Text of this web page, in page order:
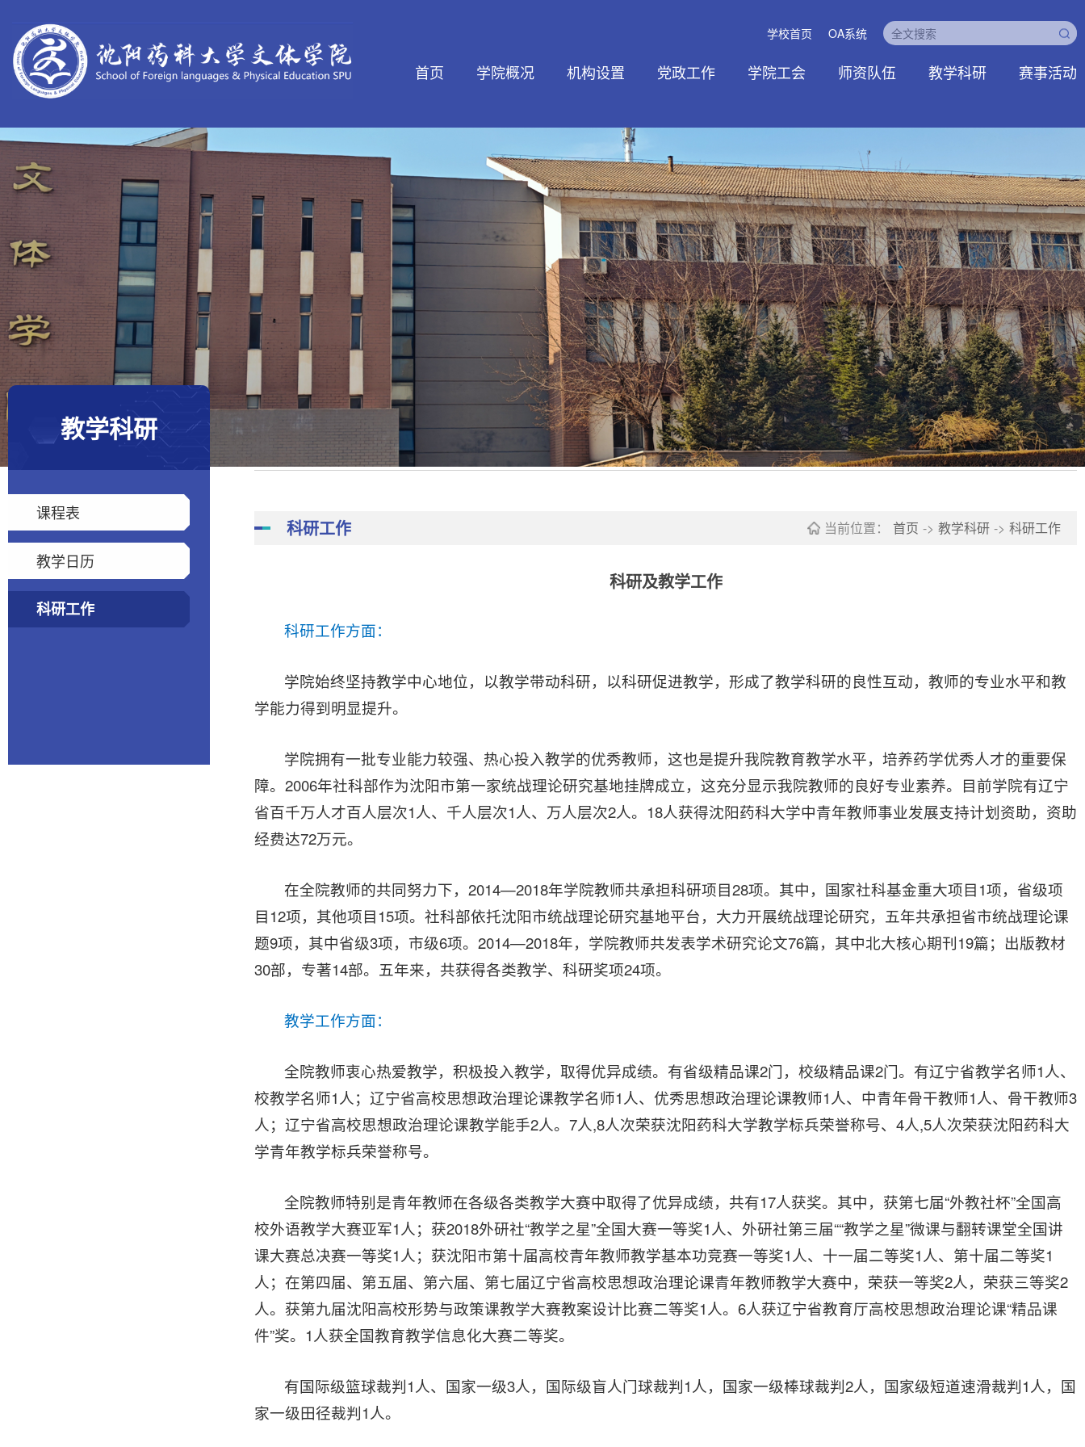
学校首页 OA系统
首页 学院概况 机构设置 党政工作 学院工会 师资队伍 教学科研 赛事活动
教学科研
课程表
教学日历
科研工作
科研工作 当前位置： 首页 -> 教学科研 -> 科研工作
科研及教学工作
科研工作方面：
学院始终坚持教学中心地位，以教学带动科研，以科研促进教学，形成了教学科研的良性互动，教师的专业水平和教
学能力得到明显提升。
学院拥有一批专业能力较强、热心投入教学的优秀教师，这也是提升我院教育教学水平，培养药学优秀人才的重要保
障。2006年社科部作为沈阳市第一家统战理论研究基地挂牌成立，这充分显示我院教师的良好专业素养。目前学院有辽宁
省百千万人才百人层次1人、千人层次1人、万人层次2人。18人获得沈阳药科大学中青年教师事业发展支持计划资助，资助
经费达72万元。
在全院教师的共同努力下，2014—2018年学院教师共承担科研项目28项。其中，国家社科基金重大项目1项，省级项
目12项，其他项目15项。社科部依托沈阳市统战理论研究基地平台，大力开展统战理论研究，五年共承担省市统战理论课
题9项，其中省级3项，市级6项。2014—2018年，学院教师共发表学术研究论文76篇，其中北大核心期刊19篇；出版教材
30部，专著14部。五年来，共获得各类教学、科研奖项24项。
教学工作方面：
全院教师衷心热爱教学，积极投入教学，取得优异成绩。有省级精品课2门，校级精品课2门。有辽宁省教学名师1人、
校教学名师1人；辽宁省高校思想政治理论课教学名师1人、优秀思想政治理论课教师1人、中青年骨干教师1人、骨干教师3
人；辽宁省高校思想政治理论课教学能手2人。7人,8人次荣获沈阳药科大学教学标兵荣誉称号、4人,5人次荣获沈阳药科大
学青年教学标兵荣誉称号。
全院教师特别是青年教师在各级各类教学大赛中取得了优异成绩，共有17人获奖。其中，获第七届“外教社杯”全国高
校外语教学大赛亚军1人；获2018外研社“教学之星”全国大赛一等奖1人、外研社第三届““教学之星”微课与翻转课堂全国讲
课大赛总决赛一等奖1人；获沈阳市第十届高校青年教师教学基本功竞赛一等奖1人、十一届二等奖1人、第十届二等奖1
人；在第四届、第五届、第六届、第七届辽宁省高校思想政治理论课青年教师教学大赛中，荣获一等奖2人，荣获三等奖2
人。获第九届沈阳高校形势与政策课教学大赛教案设计比赛二等奖1人。6人获辽宁省教育厅高校思想政治理论课“精品课
件”奖。1人获全国教育教学信息化大赛二等奖。
有国际级篮球裁判1人、国家一级3人，国际级盲人门球裁判1人，国家一级棒球裁判2人，国家级短道速滑裁判1人，国
家一级田径裁判1人。